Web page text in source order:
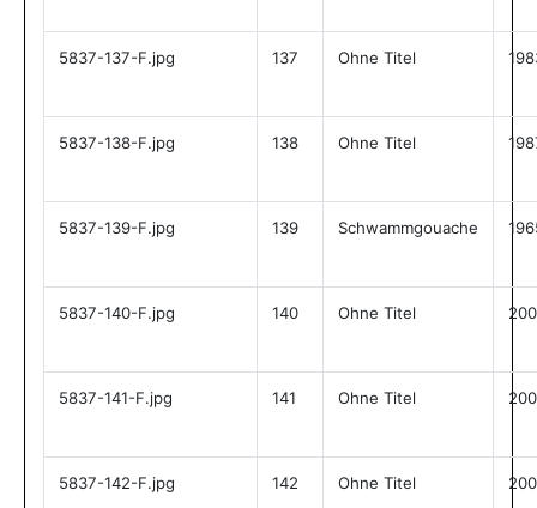
5837-137-F.jpg 137 Ohne Titel
5837-138-F.jpg 138 Ohne Titel
5837-139-F.jpg 139 Schwammgouache
5837-140-F.jpg 140 Ohne Titel
5837-141-F.jpg 141 Ohne Titel
5837-142-F.jpg 142 Ohne Titel